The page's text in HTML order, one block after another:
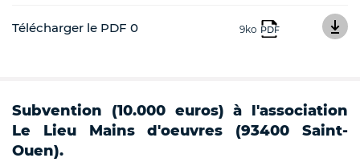
Télécharger le PDF 0 9ko PDF
Subvention (10.000 euros) à l'association
Le Lieu Mains d'oeuvres (93400 Saint-
Ouen).